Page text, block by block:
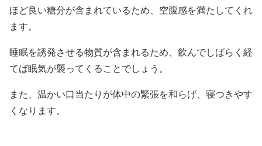
ほど良い糖分が含まれているため、空腹感を満たしてくれ
ます。
睡眠を誘発させる物質が含まれるため、飲んでしばらく経
てば眠気が襲ってくることでしょう。
また、温かい口当たりが体中の緊張を和らげ、寝つきやす
くなります。